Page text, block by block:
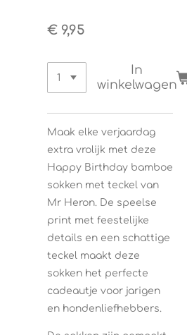
€ 9,95
In
winkelwagen
Maak elke verjaardag
extra vrolijk met deze
Happy Birthday bamboe
sokken met teckel van
Mr Heron. De speelse
print met feestelijke
details en een schattige
teckel maakt deze
sokken het perfecte
cadeautje voor jarigen
en hondenliefhebbers.